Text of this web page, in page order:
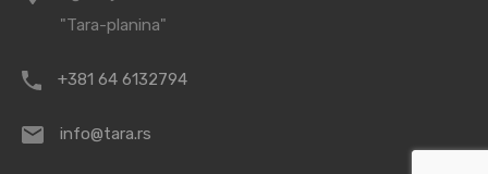
"Tara-planina"
+381 64 6132794
info@tara.rs